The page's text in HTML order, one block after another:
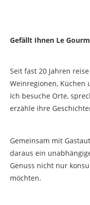
Gefällt Ihnen Le
Seit fast 20 Jahren
Weinregionen, Küchen
Ich besuche Orte,
erzähle ihre
Gemeinsam mit
daraus ein
Genuss nicht nur
möchten.